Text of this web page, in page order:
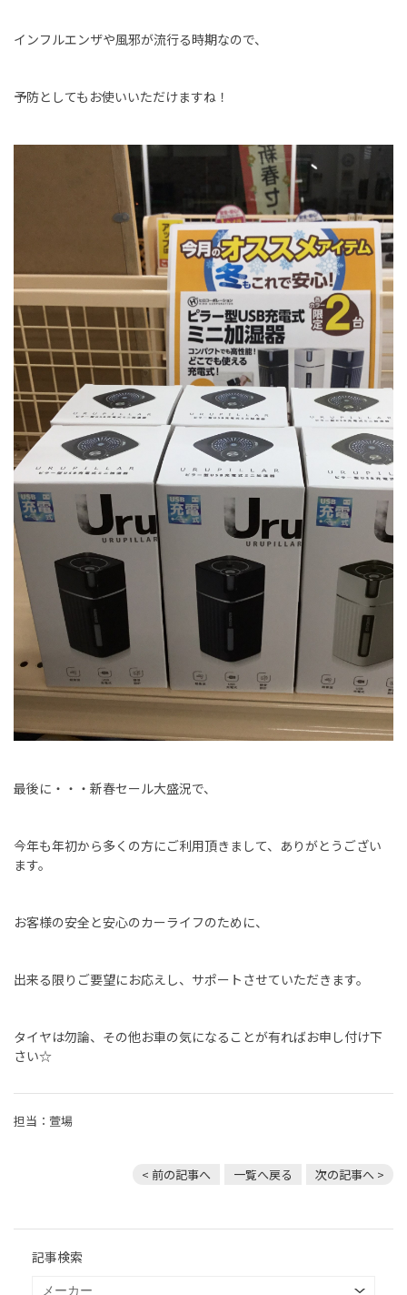
インフルエンザや風邪が流行る時期なので、
予防としてもお使いいただけますね！
最後に・・・新春セール大盛況で、
今年も年初から多くの方にご利用頂きまして、ありがとうござい
ます。
お客様の安全と安心のカーライフのために、
出来る限りご要望にお応えし、サポートさせていただきます。
タイヤは勿論、その他お車の気になることが有ればお申し付け下
さい☆
担当：萱場
< 前の記事へ 一覧へ戻る 次の記事へ >
記事検索